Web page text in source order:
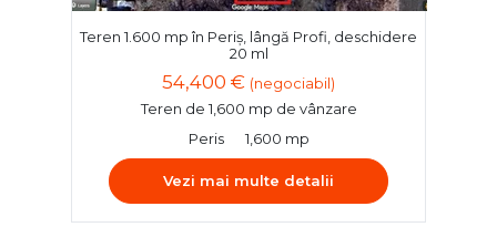
Teren 1.600 mp în Periș, lângă Profi, deschidere
20 ml
54,400 € (negociabil)
Teren de 1,600 mp de vânzare
Peris
1,600 mp
Vezi mai multe detalii